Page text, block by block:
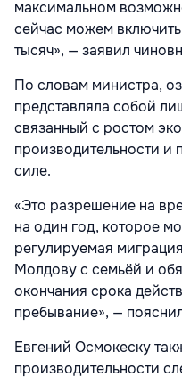
максимальном
сейчас можем
тысяч», — заявил
По словам министра,
представляла собой
связанный с ростом
производительности и
силе.
«Это разрешение на
на один год, которое
регулируемая
Молдову с семьёй и
окончания срока
пребывание», —
Евгений Осмокеску
производительности